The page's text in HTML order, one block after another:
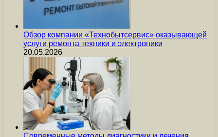
Обзор компании «Технобытсервис» оказывающей
услуги ремонта техники и электроники
20.05.2026